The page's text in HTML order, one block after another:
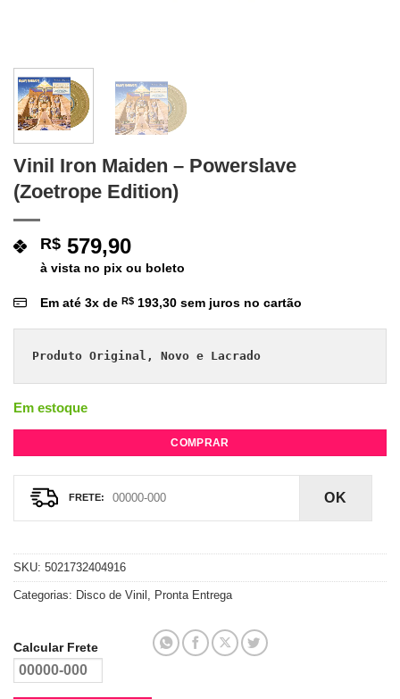
Vinil Iron Maiden – Powerslave
(Zoetrope Edition)
R$ 579,90
à vista no pix ou boleto
Em até 3x de R$ 193,30 sem juros no cartão
Produto Original, Novo e Lacrado
Em estoque
COMPRAR
OK
SKU: 5021732404916
Categorias: Disco de Vinil Pronta Entrega
Calcular Frete